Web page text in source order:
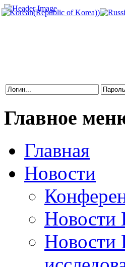
Главное
Главная
Новости
Новости